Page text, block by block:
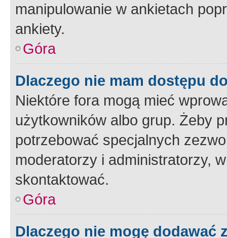
manipulowanie w ankietach
ankiety.
Góra
Dlaczego nie mam dostępu
Niektóre fora mogą mieć
użytkowników albo grup. Żeby
potrzebować specjalnych
moderatorzy i administratorzy,
skontaktować.
Góra
Dlaczego nie mogę dodawać